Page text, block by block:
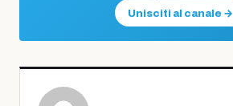
Unisciti al canale →